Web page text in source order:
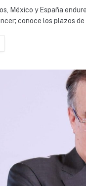
México y España
conoce los plazos